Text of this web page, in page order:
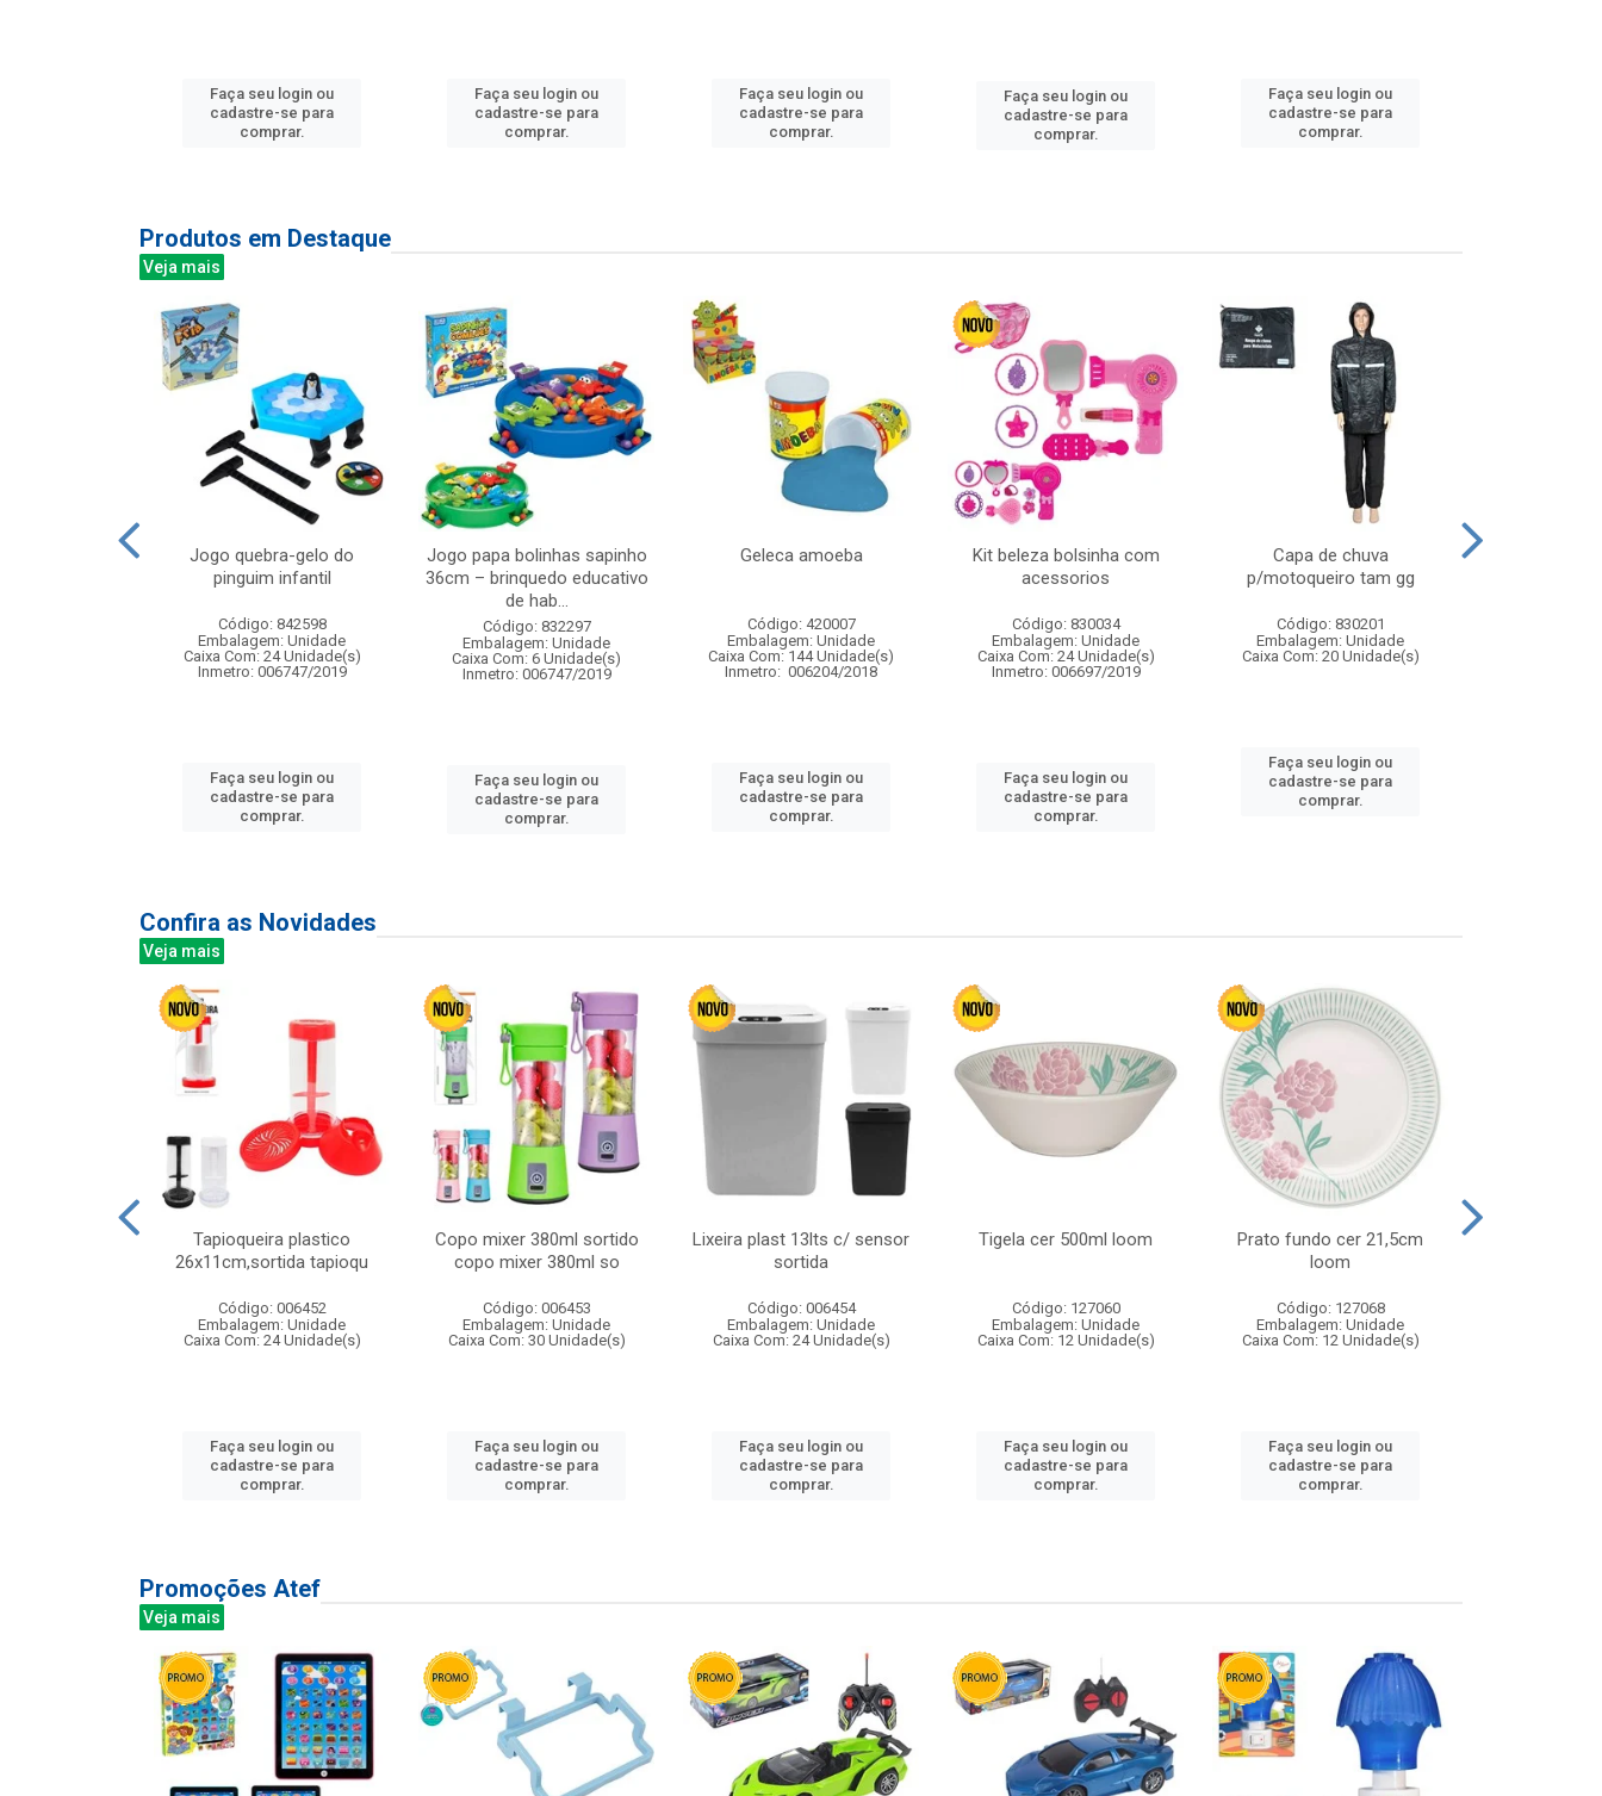
Faça seu login ou
cadastre-se para
comprar.
Faça seu login ou
cadastre-se para
comprar.
Faça seu login ou
cadastre-se para
comprar.
Faça seu login ou
cadastre-se para
comprar.
Faça seu login ou
cadastre-se para
comprar.
Produtos em Destaque
Veja mais
Jogo quebra-gelo do
pinguim infantil
Código: 842598
Embalagem: Unidade
Caixa Com: 24 Unidade(s)
Inmetro: 006747/2019
Faça seu login ou
cadastre-se para
comprar.
Jogo papa bolinhas sapinho
36cm – brinquedo educativo
de hab...
Código: 832297
Embalagem: Unidade
Caixa Com: 6 Unidade(s)
Inmetro: 006747/2019
Faça seu login ou
cadastre-se para
comprar.
Geleca amoeba
Código: 420007
Embalagem: Unidade
Caixa Com: 144 Unidade(s)
Inmetro: 006204/2018
Faça seu login ou
cadastre-se para
comprar.
Kit beleza bolsinha com
acessorios
Código: 830034
Embalagem: Unidade
Caixa Com: 24 Unidade(s)
Inmetro: 006697/2019
Faça seu login ou
cadastre-se para
comprar.
Capa de chuva
p/motoqueiro tam gg
Código: 830201
Embalagem: Unidade
Caixa Com: 20 Unidade(s)
Faça seu login ou
cadastre-se para
comprar.
Confira as Novidades
Veja mais
Tapioqueira plastico
26x11cm,sortida tapioqu
Código: 006452
Embalagem: Unidade
Caixa Com: 24 Unidade(s)
Faça seu login ou
cadastre-se para
comprar.
Copo mixer 380ml sortido
copo mixer 380ml so
Código: 006453
Embalagem: Unidade
Caixa Com: 30 Unidade(s)
Faça seu login ou
cadastre-se para
comprar.
Lixeira plast 13lts c/ sensor
sortida
Código: 006454
Embalagem: Unidade
Caixa Com: 24 Unidade(s)
Faça seu login ou
cadastre-se para
comprar.
Tigela cer 500ml loom
Código: 127060
Embalagem: Unidade
Caixa Com: 12 Unidade(s)
Faça seu login ou
cadastre-se para
comprar.
Prato fundo cer 21,5cm
loom
Código: 127068
Embalagem: Unidade
Caixa Com: 12 Unidade(s)
Faça seu login ou
cadastre-se para
comprar.
Promoções Atef
Veja mais